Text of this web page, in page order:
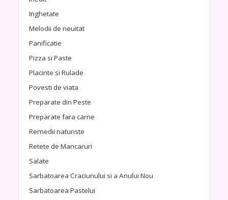
Inghetate
Melodii de neuitat
Panificatie
Pizza si Paste
Placinte si Rulade
Povesti de viata
Preparate din Peste
Preparate fara carne
Remedii naturiste
Retete de Mancaruri
Salate
Sarbatoarea Craciunului si a Anului Nou
Sarbatoarea Pastelui